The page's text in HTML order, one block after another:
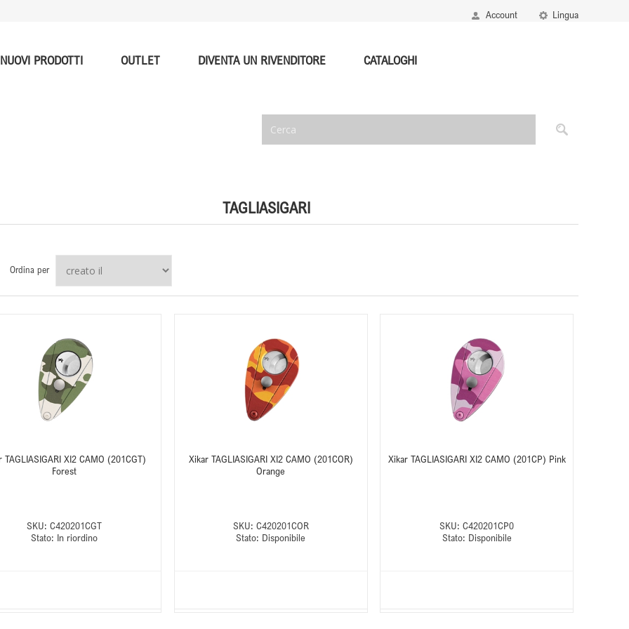
Lingua
Account
NUOVI PRODOTTI OUTLET DIVENTA UN RIVENDITORE CATALOGHI
TAGLIASIGARI
Ordina per
TAGLIASIGARI XI2 CAMO (201CGT)
Forest
SKU: C420201CGT
Stato: In riordino
Xikar TAGLIASIGARI XI2 CAMO (201COR)
Orange
SKU: C420201COR
Stato: Disponibile
Xikar TAGLIASIGARI XI2 CAMO (201CP) Pink
SKU: C420201CP0
Stato: Disponibile